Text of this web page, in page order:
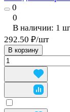
0
0
В наличии: 1
292.50 ₽/шт
В корзину